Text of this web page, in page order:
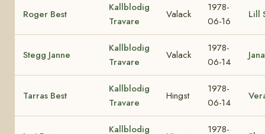
Roger Best
Kallblodig
Travare
Valack
1978-
06-16
Lill
Stegg Janne
Kallblodig
Travare
Valack
1978-
06-14
Jana
Tarras Best
Kallblodig
Travare
Hingst
1978-
06-14
Kallblodig
1978-